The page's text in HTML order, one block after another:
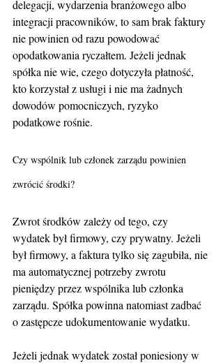
delegacji, wydarzenia branżowego albo
integracji pracowników, to sam brak faktury
nie powinien od razu powodować
opodatkowania ryczałtem. Jeżeli jednak
spółka nie wie, czego dotyczyła płatność,
kto korzystał z usługi i nie ma żadnych
dowodów pomocniczych, ryzyko
podatkowe rośnie.
Czy wspólnik lub członek zarządu powinien
zwrócić środki?
Zwrot środków zależy od tego, czy
wydatek był firmowy, czy prywatny. Jeżeli
był firmowy, a faktura tylko się zagubiła, nie
ma automatycznej potrzeby zwrotu
pieniędzy przez wspólnika lub członka
zarządu. Spółka powinna natomiast zadbać
o zastępcze udokumentowanie wydatku.
Jeżeli jednak wydatek został poniesiony w